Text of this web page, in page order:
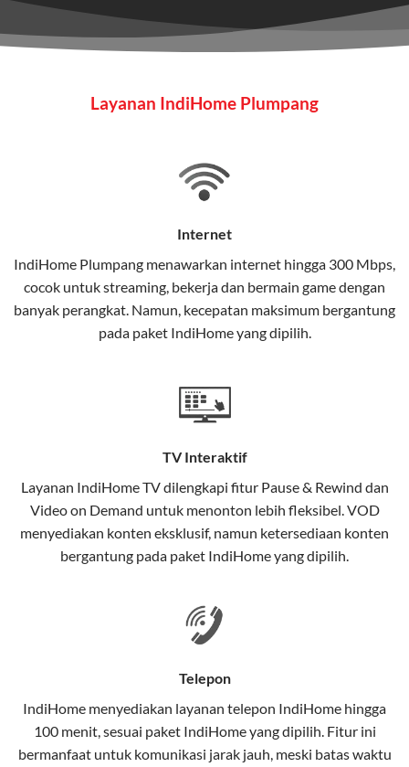
maupun individu yang membutuhkan konektivitas dan
hiburan berkualitas tinggi.
pengguna rumah dan bisnis.
stabil, dan memiliki berbagai pilihan paket IndiHome
Selain internet, layanan IndiHome juga mencakup TV
interaktif (IndiHome TV) dan telepon rumah dalam
satu paket.
Teknologi di Balik WiFi IndiHome
Wifi IndiHome menggunakan teknologi Fiber To The
menggunakan kabel serat optik hingga ke rumah
pelanggan. Teknologi ini memiliki beberapa
keunggulan:
Kecepatan Tinggi
dibandingkan kabel tembaga atau DSL.
elektromagnetik, sehingga koneksi tetap lancar.
Latensi Rendah
Layanan IndiHome Plumpang
Internet
IndiHome Plumpang menawarkan internet hingga 300 Mbps,
cocok untuk streaming, bekerja dan bermain game dengan
banyak perangkat. Namun, kecepatan maksimum bergantung
pada paket IndiHome yang dipilih.
TV Interaktif
Layanan IndiHome TVdilengkapi fitur Pause & Rewind dan
Video on Demand untuk menonton lebih fleksibel. VOD
menyediakan konten eksklusif, namun ketersediaan konten
bergantung pada paket IndiHome yang dipilih.
Telepon
IndiHome menyediakan layanan telepon IndiHome hingga
100 menit, sesuai paket IndiHome yang dipilih. Fitur ini
bermanfaat untuk komunikasi jarak jauh, meski batas waktu